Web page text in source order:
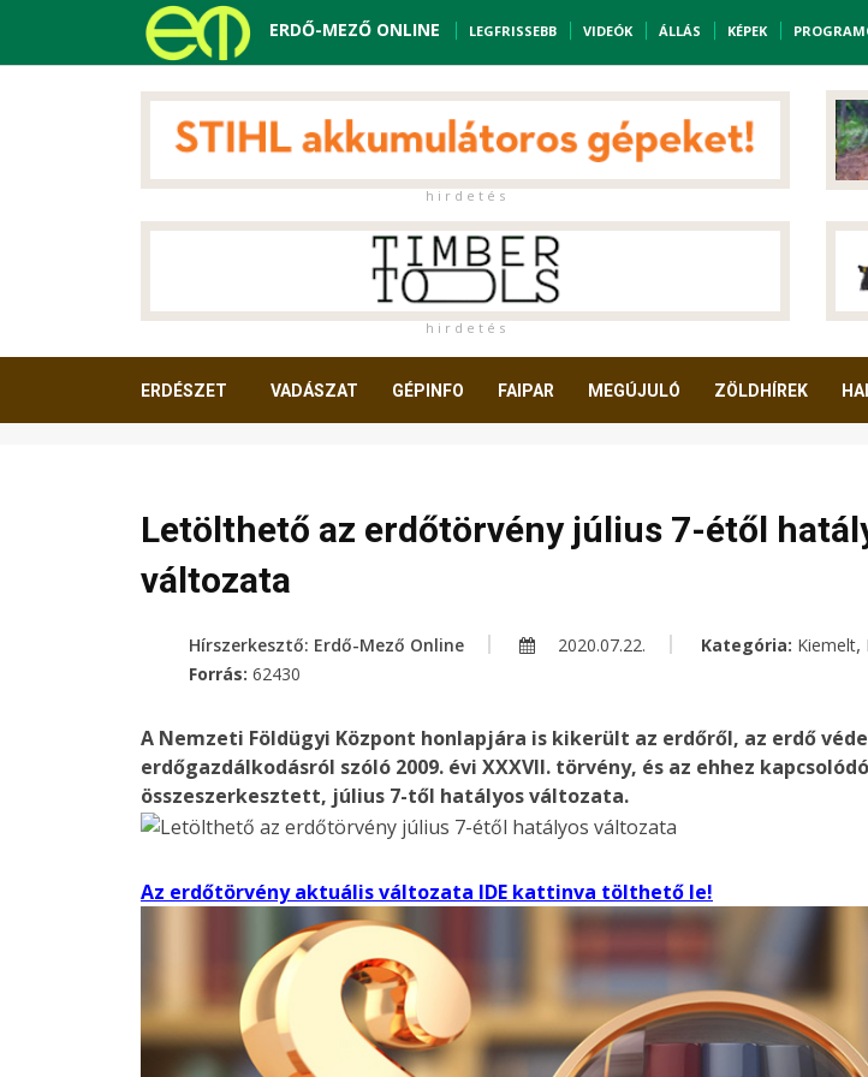
ERDŐ-MEZŐ ONLINE LEGFRISSEBB VIDEÓK ÁLLÁS KÉPEK
h i r d e t é s
h i r d e t é s
ERDÉSZET VADÁSZAT GÉPINFO FAIPAR MEGÚJULÓ ZÖLDHÍREK
Letölthető az erdőtörvény július 7-étől
változata
Hírszerkesztő: Erdő-Mező Online 2020.07.22. Kategória: Kiemelt,
Forrás: 62430
A Nemzeti Földügyi Központ honlapjára is kikerült az erdőről, az erdő
erdőgazdálkodásról szóló 2009. évi XXXVII. törvény, és az ehhez
összeszerkesztett, július 7-től hatályos változata.
Az erdőtörvény aktuális változata IDE kattinva tölthető le!